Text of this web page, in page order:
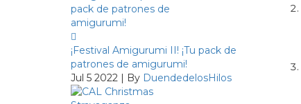
¡Festival Amigurumi II! ¡Tu pack de
patrones de amigurumi!
Jul 5 2022 | By DuendedelosHilos